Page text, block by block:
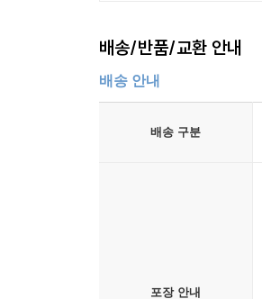
배송/반품/교환 안내
배송 안내
배송 구분
포장 안내